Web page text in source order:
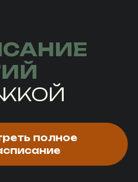
полное